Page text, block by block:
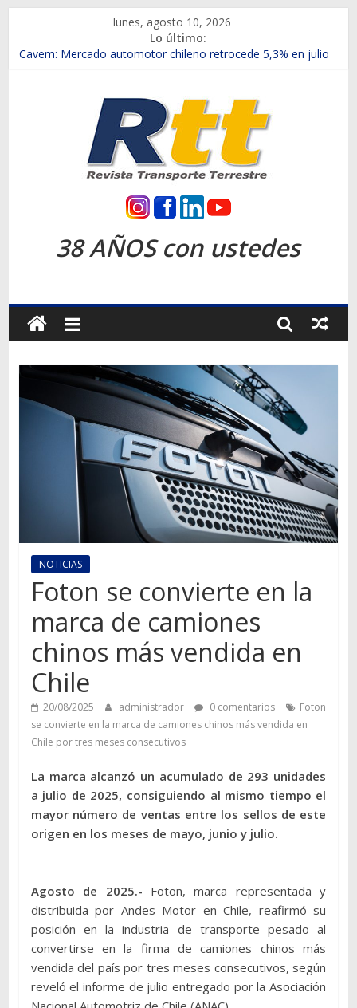
contenido
lunes, agosto 10, 2026
Lo último:
Chile es el primer mercado internacional en lanzar la nueva
Salfa suma vehículos electrificados de Chevrolet en el Biobío
Samex amplía su red con nuevas sucursales en Rancagua y
SINOTRUK Pick-ups presentó la recién estrenada Bolden en
la Expo Compras Públicas 2026
Revista
Transporte
Terrestre
Autos,
camiones,
motos,
información
transporte
38 AÑOS con ustedes
NOTICIAS
Foton se convierte en la
marca de camiones
chinos más vendida en
Chile
20/08/2025 administrador 0 comentarios
Foton
se convierte en la marca de camiones chinos más vendida en
Chile por tres meses consecutivos
La marca alcanzó un acumulado de 293 unidades
a julio de 2025, consiguiendo al mismo tiempo el
mayor número de ventas entre los sellos de este
origen en los meses de mayo, junio y julio.
Agosto de 2025.- Foton, marca representada y
distribuida por Andes Motor en Chile, reafirmó su
posición en la industria de transporte pesado al
convertirse en la firma de camiones chinos más
vendida del país por tres meses consecutivos, según
reveló el informe de julio entregado por la Asociación